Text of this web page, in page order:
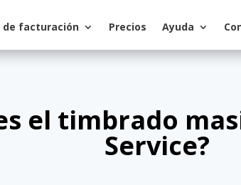
de facturación Precios Ayuda
el timbrado
Service?